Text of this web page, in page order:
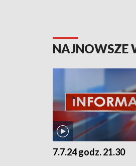
NAJNOWSZE
7.7.24 godz. 21.30